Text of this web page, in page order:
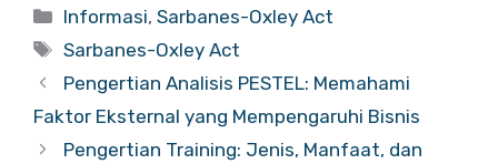
Categories
Informasi,Sarbanes-Oxley Act
Tags
Sarbanes-Oxley Act
Pengertian Analisis PESTEL: Memahami
Faktor Eksternal yang Mempengaruhi Bisnis
Pengertian Training: Jenis, Manfaat, dan